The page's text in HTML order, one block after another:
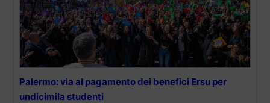
Palermo: via al pagamento dei benefici Ersu per
undicimila studenti